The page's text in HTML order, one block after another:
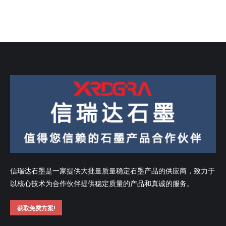
信瑞达石墨是一家提供大批量质量稳定石墨产品的供应商，致力于
以核心技术为合作伙伴提供稳定质量的产品和真诚的服务。
获取免费方案!